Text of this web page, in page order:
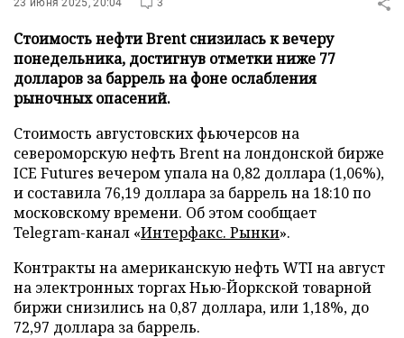
23 июня 2025, 20:04 3
Стоимость нефти Brent снизилась к вечеру
понедельника, достигнув отметки ниже 77
долларов за баррель на фоне ослабления
рыночных опасений.
Стоимость августовских фьючерсов на
североморскую нефть Brent на лондонской бирже
ICE Futures вечером упала на 0,82 доллара (1,06%),
и составила 76,19 доллара за баррель на 18:10 по
московскому времени. Об этом сообщает
Telegram-канал «Интерфакс. Рынки».
Контракты на американскую нефть WTI на август
на электронных торгах Нью-Йоркской товарной
биржи снизились на 0,87 доллара, или 1,18%, до
72,97 доллара за баррель.